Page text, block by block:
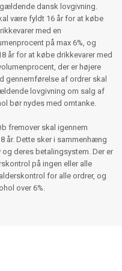
dansk lovgivning.
være fyldt 16 år for at købe
med en
på max 6%, og
år for at købe drikkevarer med
der er højere
gennemførelse af ordrer skal
lovgivning om salg af
bør nydes med omtanke.
fremover skal igennem
år. Dette sker i sammenhæng
deres betalingsystem. Der er
på ingen eller alle
for alle ordrer, og
over 6%.